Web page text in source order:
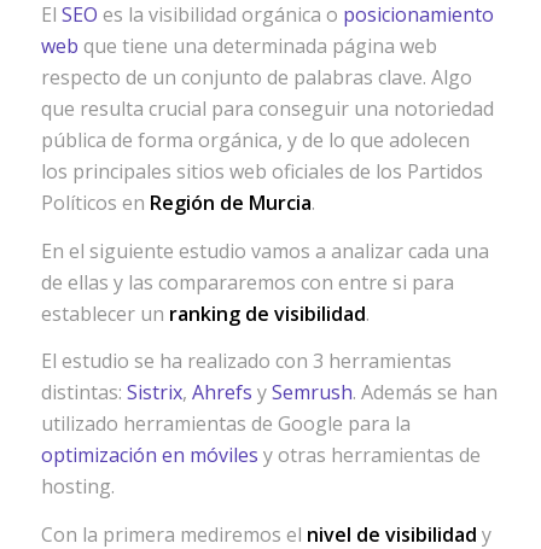
El SEO es la visibilidad orgánica o posicionamiento
web que tiene una determinada página web
respecto de un conjunto de palabras clave. Algo
que resulta crucial para conseguir una notoriedad
pública de forma orgánica, y de lo que adolecen
los principales sitios web oficiales de los Partidos
Políticos en Región de Murcia.
En el siguiente estudio vamos a analizar cada una
de ellas y las compararemos con entre si para
establecer un ranking de visibilidad.
El estudio se ha realizado con 3 herramientas
distintas: Sistrix, Ahrefs ySemrush. Además se han
utilizado herramientas de Google para la
optimización en móviles y otras herramientas de
hosting.
Con la primera mediremos el nivel de visibilidad y